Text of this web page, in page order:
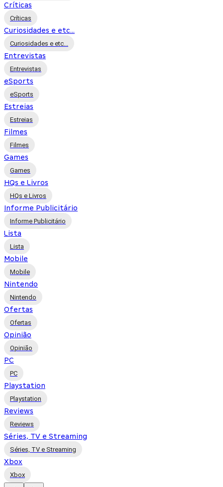
Críticas
Críticas
Curiosidades e etc...
Curiosidades e etc...
Entrevistas
Entrevistas
eSports
eSports
Estreias
Estreias
Filmes
Filmes
Games
Games
HQs e Livros
HQs e Livros
Informe Publicitário
Informe Publicitário
Lista
Lista
Mobile
Mobile
Nintendo
Nintendo
Ofertas
Ofertas
Opinião
Opinião
PC
PC
Playstation
Playstation
Reviews
Reviews
Séries, TV e Streaming
Séries, TV e Streaming
Xbox
Xbox